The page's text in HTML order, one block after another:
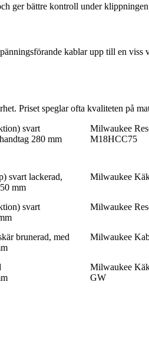
ger bättre kontroll under
kablar upp till en
Priset speglar ofta kvaliteten på
svart
280 mm
Milwaukee
M18HCC75
svart lackerad,
mm
Milwaukee
svart
Milwaukee
brunerad, med
Milwaukee
Milwaukee
GW